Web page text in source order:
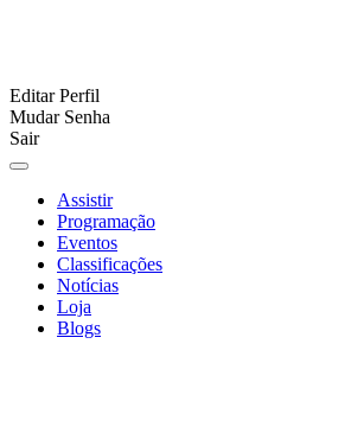
Editar Perfil
Mudar Senha
Sair
Assistir
Programação
Eventos
Classificações
Notícias
Loja
Blogs